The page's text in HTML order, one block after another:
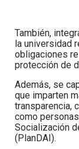
También,
la universidad
obligaciones
protección de
Además, se
que imparten
transparencia,
como
Socialización
(PlanDAI).